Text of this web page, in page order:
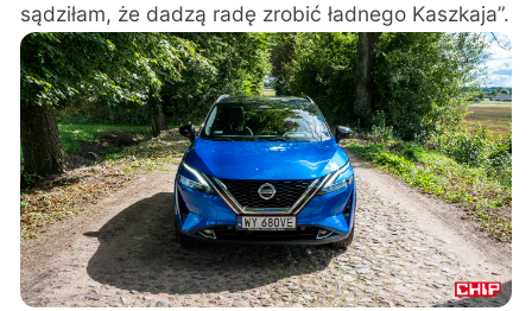
sądziłam, że dadzą radę zrobić ładnego Kaszkaja”.